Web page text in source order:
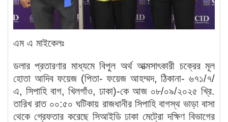
এম এ মাইকেলঃ
ডলার প্রতারণার মাধ্যমে বিপুল অর্থ আত্মসাৎকারী চক্রের মূল
হোতা আদিব ফয়েজ (পিতা- ফয়েজ আহম্মদ, ঠিকানা- ৬৭১/৭/
এ, সিপাহি বাগ, খিলগাঁও, ঢাকা)-কে আজ ০৮/০৯/২০২৫ খ্রি.
তারিখ রাত ০০:৫০ ঘটিকায় রাজধানীর সিপাহি বাগস্থ ভাড়া বাসা
থেকে গ্রেফতার করেছে সিআইডি ঢাকা মেট্রো দক্ষিণ বিভাগের